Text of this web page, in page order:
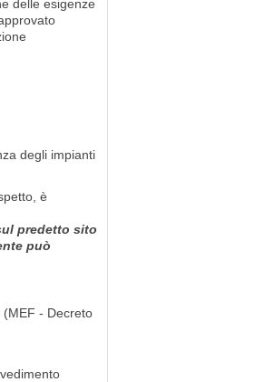
delle esigenze
degli impianti
è
predetto sito
può
(MEF - Decreto